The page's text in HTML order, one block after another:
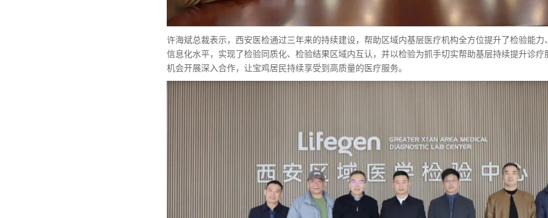
许海斌总裁表示，西安医检通过三年来的持续建设，帮助区域内基层医疗机构全方位提升了检验能
信息化水平，实现了检验同质化、检验结果区域内互认，并以检验为抓手切实帮助基层持续提升诊
机会开展深入合作，让宝鸡居民持续享受到高质量的医疗服务。